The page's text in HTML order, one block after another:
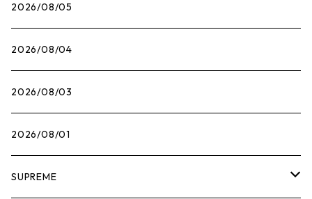
2026/08/05
2026/08/04
2026/08/03
2026/08/01
SUPREME